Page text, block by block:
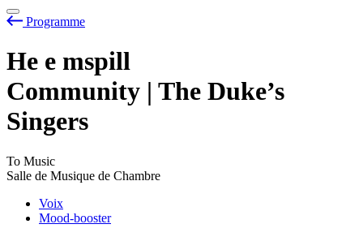
Programme
He e mspill
Community | The Duke’s
Singers
To Music
Salle de Musique de Chambre
Voix
Mood-booster